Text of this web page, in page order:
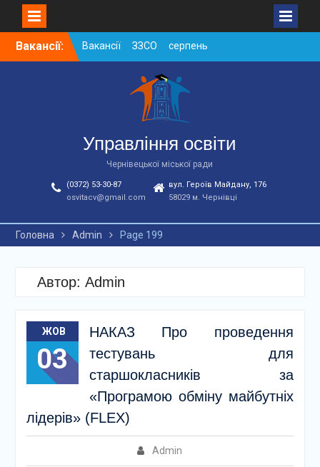
SkipВакансії:
Вакансії ЗЗСО серпень
2026
Вакансії ЗЗСО червень
Вакансії у ЗДО та
дошкільних підрозділах
ЗЗСО станом на
01.08.2026 р.
Управління освіти
Чернівецької міської ради
(0372) 53-30-87
osvitacv@gmail.com
вул. Героїв Майдану, 176
58029 м. Чернівці
Головна Admin Page 199
Автор: Admin
ЖОВ
03
НАКАЗ Про проведення
тестувань для
старшокласників за
«Програмою обміну майбутніх
лідерів» (FLEX)
Admin